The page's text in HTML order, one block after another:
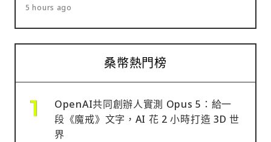
5 hours ago
桑幣熱門榜
OpenAI共同創辦人實測 Opus 5：給一
段《魔戒》文字，AI 花 2 小時打造 3D 世
界